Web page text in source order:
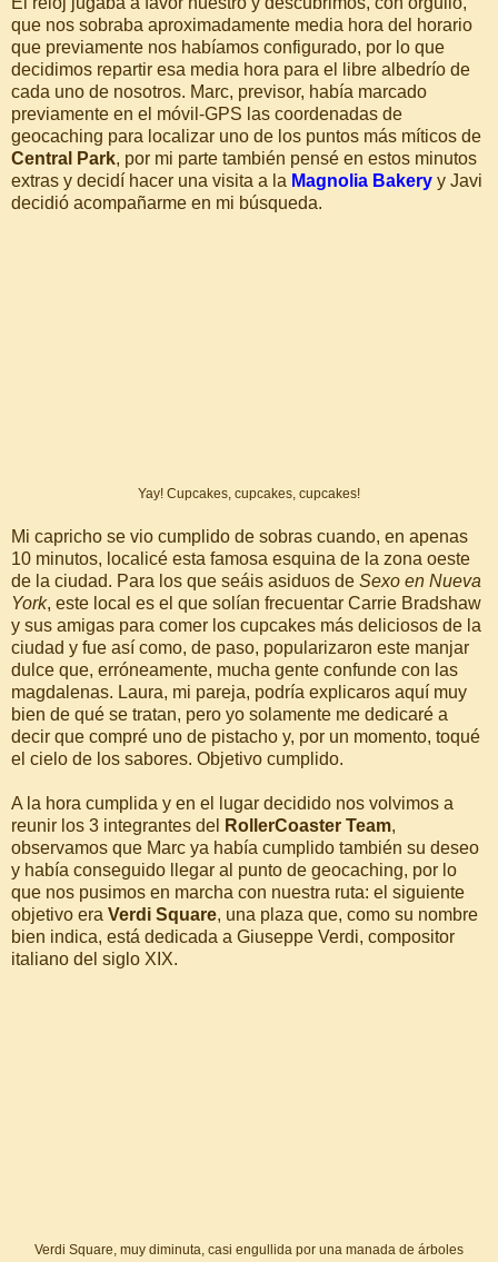
que nos sobraba aproximadamente media hora del horario
que previamente nos habíamos configurado, por lo que
decidimos repartir esa media hora para el libre albedrío de
cada uno de nosotros. Marc, previsor, había marcado
previamente en el móvil-GPS las coordenadas de
geocaching para localizar uno de los puntos más míticos de
Central Park, por mi parte también pensé en estos minutos
extras y decidí hacer una visita a la Magnolia Bakery y Javi
decidió acompañarme en mi búsqueda.
Yay! Cupcakes, cupcakes, cupcakes!
Mi capricho se vio cumplido de sobras cuando, en apenas
10 minutos, localicé esta famosa esquina de la zona oeste
de la ciudad. Para los que seáis asiduos de Sexo en Nueva
York, este local es el que solían frecuentar Carrie Bradshaw
y sus amigas para comer los cupcakes más deliciosos de la
ciudad y fue así como, de paso, popularizaron este manjar
dulce que, erróneamente, mucha gente confunde con las
magdalenas. Laura, mi pareja, podría explicaros aquí muy
bien de qué se tratan, pero yo solamente me dedicaré a
decir que compré uno de pistacho y, por un momento, toqué
el cielo de los sabores. Objetivo cumplido.
A la hora cumplida y en el lugar decidido nos volvimos a
reunir los 3 integrantes del
RollerCoaster Team,
observamos que Marc ya había cumplido también su deseo
y había conseguido llegar al punto de geocaching, por lo
que nos pusimos en marcha con nuestra ruta: el siguiente
objetivo era Verdi Square, una plaza que, como su nombre
bien indica, está dedicada a Giuseppe Verdi, compositor
italiano del siglo XIX.
Verdi Square, muy diminuta, casi engullida por una manada de árboles